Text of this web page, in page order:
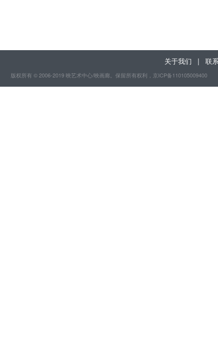
关于我们 | 联
版权所有 © 2006-2019 映艺术中心/映画廊。保留所有权利 ，京ICP备110105009400